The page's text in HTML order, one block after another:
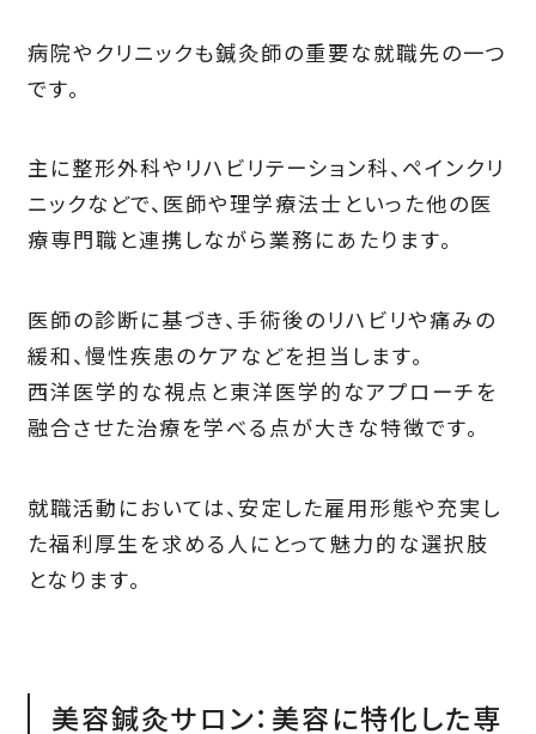
病院やクリニックも鍼灸師の重要な就職先の一つ
です。
主に整形外科やリハビリテーション科、ペインクリ
ニックなどで、医師や理学療法士といった他の医
療専門職と連携しながら業務にあたります。
医師の診断に基づき、手術後のリハビリや痛みの
緩和、慢性疾患のケアなどを担当します。
西洋医学的な視点と東洋医学的なアプローチを
融合させた治療を学べる点が大きな特徴です。
就職活動においては、安定した雇用形態や充実し
た福利厚生を求める人にとって魅力的な選択肢
となります。
美容鍼灸サロン：美容に特化した専